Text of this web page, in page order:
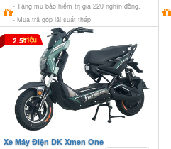
- Tặng mũ bảo hiểm trị giá 220 nghìn đồng.
- Mua trả góp lãi suất thấp
2.51
Xe Máy Điện DK Xmen One